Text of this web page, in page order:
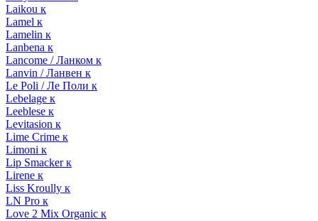
Laikou к
Lamel к
Lamelin к
Lanbena к
Lancome / Ланком к
Lanvin / Ланвен к
Le Poli / Ле Поли к
Lebelage к
Leeblese к
Levitasion к
Lime Crime к
Limoni к
Lip Smacker к
Lirene к
Liss Kroully к
LN Pro к
Love 2 Mix Organic к